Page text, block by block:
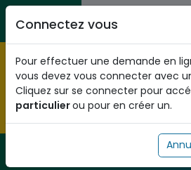
Aller au contenu principal
Citoyens
Pré-enregistrez vous dès
national d'identification
obtenez votre Numéro
cliquant
Fermer
de l'administration
Connectez vous
Pour effectuer une demande en
vous devez vous connecter avec
Cliquez sur se connecter pour
particulierou pour en créer un.